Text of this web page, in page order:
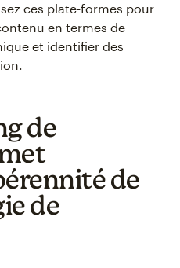
ces plate-formes pour
en termes de
et identifier des
de
de
de